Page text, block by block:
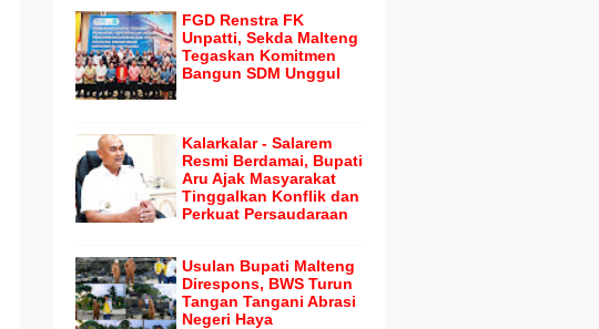
FGD Renstra FK
Unpatti, Sekda Malteng
Tegaskan Komitmen
Bangun SDM Unggul
Kalarkalar - Salarem
Resmi Berdamai, Bupati
Aru Ajak Masyarakat
Tinggalkan Konflik dan
Perkuat Persaudaraan
Usulan Bupati Malteng
Direspons, BWS Turun
Tangan Tangani Abrasi
Negeri Haya